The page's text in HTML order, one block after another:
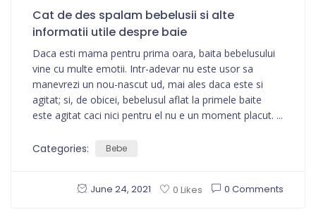
Cat de des spalam bebelusii si alte
informatii utile despre baie
Daca esti mama pentru prima oara, baita bebelusului
vine cu multe emotii. Intr-adevar nu este usor sa
manevrezi un nou-nascut ud, mai ales daca este si
agitat; si, de obicei, bebelusul aflat la primele baite
este agitat caci nici pentru el nu e un moment placut. ...
Categories: Bebe
June 24, 2021 0 Likes 0 Comments